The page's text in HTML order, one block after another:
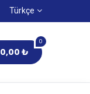
Türkçe
0
0,00 ₺